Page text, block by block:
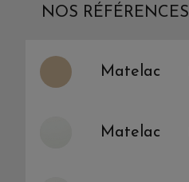
NOS RÉFÉRENCES
Matelac
Matelac